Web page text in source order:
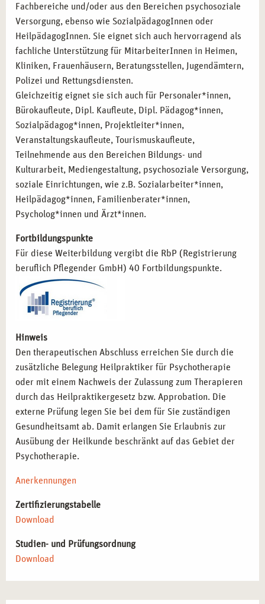
Zertifizierung als systemischer Traumaberater:
Fachliche Qualifikation zur professionellen Begleitung
traumatisierter Menschen.
Weiterbildungsmöglichkeiten:Spezialisierung in
spezifischen Beratungs- und Therapieansätzen.
KARRIERECHANCEN MIT CAMPUS NATURALIS
IN LEIPZIG
Mit der Ausbildung in systemischer Traumaberatung bei
campus naturalis in Leipzig eröffnen sich Ihnen vielseitige
Karrieremöglichkeiten in einem wachsenden Berufsfeld.
Unsere praxisnahe Ausbildung, begleitet von erfahrenen
Dozenten, bereitet Sie optimal auf den Berufsalltag vor.
Traumaberater zu etablieren und Menschen professionell
zu unterstützen.
Fachbereiche und/oder aus den Bereichen psychosoziale
Versorgung, ebenso wie SozialpädagogInnen oder
HeilpädagogInnen. Sie eignet sich auch hervorragend als
fachliche Unterstützung für MitarbeiterInnen in Heimen,
Kliniken, Frauenhäusern, Beratungsstellen, Jugendämtern,
Polizei und Rettungsdiensten.
Gleichzeitig eignet sie sich auch für Personaler*innen,
Bürokaufleute, Dipl. Kaufleute, Dipl. Pädagog*innen,
Sozialpädagog*innen, Projektleiter*innen,
Veranstaltungskaufleute, Tourismuskaufleute,
Teilnehmende aus den Bereichen Bildungs- und
Kulturarbeit, Mediengestaltung, psychosoziale Versorgung,
soziale Einrichtungen, wie z.B. Sozialarbeiter*innen,
Heilpädagog*innen, Familienberater*innen,
Psycholog*innen und Ärzt*innen.
Fortbildungspunkte
Für diese Weiterbildung vergibt die RbP (Registrierung
beruflich Pflegender GmbH) 40 Fortbildungspunkte.
Hinweis
Den therapeutischen Abschluss erreichen Sie durch die
zusätzliche Belegung Heilpraktiker für Psychotherapie
oder mit einem Nachweis der Zulassung zum Therapieren
durch das Heilpraktikergesetz bzw. Approbation. Die
externe Prüfung legen Sie bei dem für Sie zuständigen
Gesundheitsamt ab. Damit erlangen Sie Erlaubnis zur
Ausübung der Heilkunde beschränkt auf das Gebiet der
Psychotherapie.
Anerkennungen
Zertifizierungstabelle
Download
Studien- und Prüfungsordnung
Download